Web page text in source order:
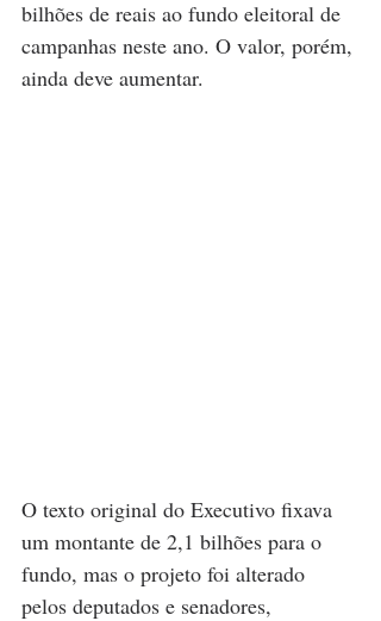
bilhões de reais ao fundo eleitoral de
campanhas neste ano. O valor, porém,
ainda deve aumentar.
O texto original do Executivo fixava
um montante de 2,1 bilhões para o
fundo, mas o projeto foi alterado
pelos deputados e senadores,